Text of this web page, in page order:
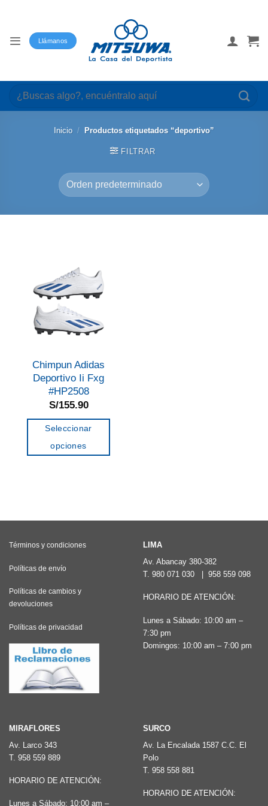
Llámanos
Buscar
por:
Inicio / Productos etiquetados “deportivo”
FILTRAR
Chimpun Adidas
Deportivo Ii Fxg
#HP2508
S/155.90
Seleccionar
opciones
Las
pueden
en
la
página
de
producto
Términos y condiciones
Políticas de envío
Políticas de cambios y
devoluciones
Políticas de privacidad
LIMA
Av. Abancay 380-382
T. 980 071 030 958 559 098
HORARIO DE ATENCIÓN:
Lunes a Sábado: 10:00 am –
7:30 pm
Domingos: 10:00 am – 7:00 pm
MIRAFLORES
Av. Larco 343
T. 958 559 889
HORARIO DE ATENCIÓN:
Lunes a Sábado: 10:00 am –
SURCO
Av. La Encalada 1587 C.C. El
Polo
T. 958 558 881
HORARIO DE ATENCIÓN: